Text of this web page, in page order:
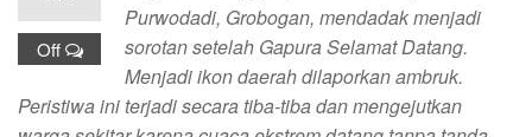
Off
Purwodadi, Grobogan, mendadak menjadi
sorotan setelah Gapura Selamat Datang.
Menjadi ikon daerah dilaporkan ambruk.
Peristiwa ini terjadi secara tiba-tiba dan mengejutkan